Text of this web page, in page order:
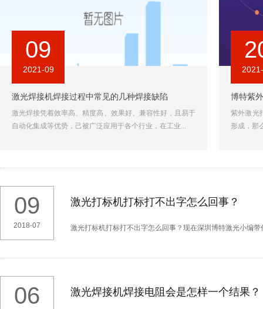
09
2021-09
激光焊接机焊接过程中常见的几种焊接缺陷
激光焊接凭着效率高、精度高、效果好、兼容性好，且易于
自动化集成等优势，己被广泛应用于各个行业，在工业...
紫外激光
形成，那
09
2018-07
激光打标机打标打不出字怎么回事？
激光打标机打标打不出字怎么回事？现在深圳博特激光小编
06 激光焊接机焊接电阻会是怎样一个结果？